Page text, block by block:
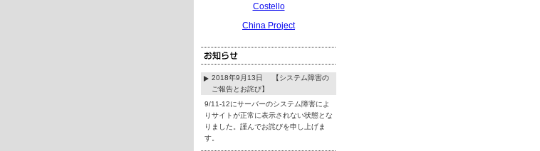
Costello
China Project
2018年9月13日 【システム障害の
ご報告とお詫び】
9/11-12にサーバーのシステム障害によ
りサイトが正常に表示されない状態とな
りました。謹んでお詫びを申し上げま
す。